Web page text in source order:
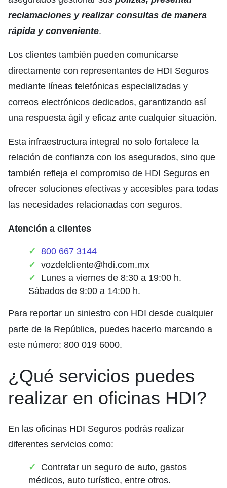
reclamaciones y realizar consultas de manera
rápida y conveniente.
Los clientes también pueden comunicarse
directamente con representantes de HDI Seguros
mediante líneas telefónicas especializadas y
correos electrónicos dedicados, garantizando así
una respuesta ágil y eficaz ante cualquier situación.
Esta infraestructura integral no solo fortalece la
relación de confianza con los asegurados, sino que
también refleja el compromiso de HDI Seguros en
ofrecer soluciones efectivas y accesibles para todas
las necesidades relacionadas con seguros.
Atención a clientes
800 667 3144
vozdelcliente@hdi.com.mx
Lunes a viernes de 8:30 a 19:00 h.
Sábados de 9:00 a 14:00 h.
Para reportar un siniestro con HDI desde cualquier
parte de la República, puedes hacerlo marcando a
este número: 800 019 6000.
¿Qué servicios puedes
realizar en oficinas HDI?
En las oficinas HDI Seguros podrás realizar
diferentes servicios como:
Contratar un seguro de auto, gastos
médicos, auto turístico, entre otros.